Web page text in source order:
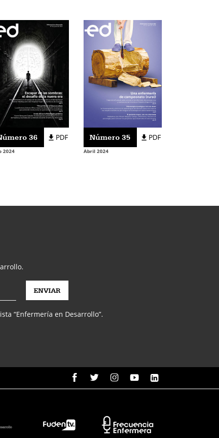
36 PDF
2024
Número 35 PDF
Abril 2024
“Enfermería en Desarrollo”.